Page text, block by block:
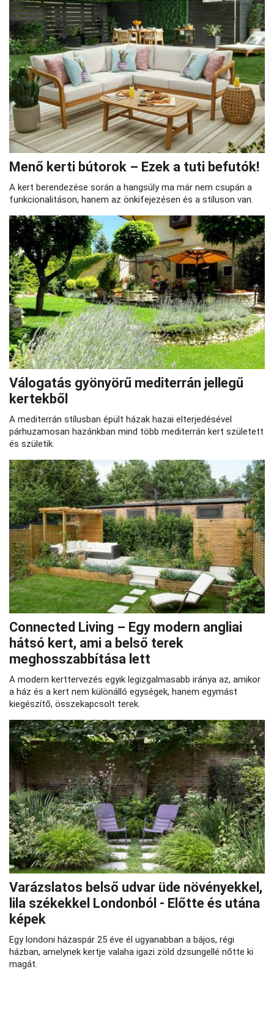
Menő kerti bútorok – Ezek a tuti befutók!
A kert berendezése során a hangsúly ma már nem csupán a
funkcionalitáson, hanem az önkifejezésen és a stíluson van.
Válogatás gyönyörű mediterrán jellegű
kertekből
A mediterrán stílusban épült házak hazai elterjedésével
párhuzamosan hazánkban mind több mediterrán kert született
és születik.
Connected Living – Egy modern angliai
hátsó kert, ami a belső terek
meghosszabbítása lett
A modern kerttervezés egyik legizgalmasabb iránya az, amikor
a ház és a kert nem különálló egységek, hanem egymást
kiegészítő, összekapcsolt terek.
Varázslatos belső udvar üde növényekkel,
lila székekkel Londonból - Előtte és utána
képek
Egy londoni házaspár 25 éve él ugyanabban a bájos, régi
házban, amelynek kertje valaha igazi zöld dzsungellé nőtte ki
magát.